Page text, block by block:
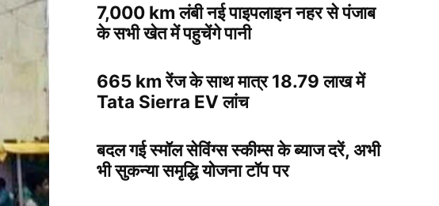
7,000 km लंबी नई पाइपलाइन नहर से पंजाब
के सभी खेत में पहुचेंगे पानी
665 km रेंज के साथ मात्र 18.79 लाख में
Tata Sierra EV लांच
बदल गई स्मॉल सेविंग्स स्कीम्स के ब्याज दरें, अभी
भी सुकन्या समृद्धि योजना टॉप पर